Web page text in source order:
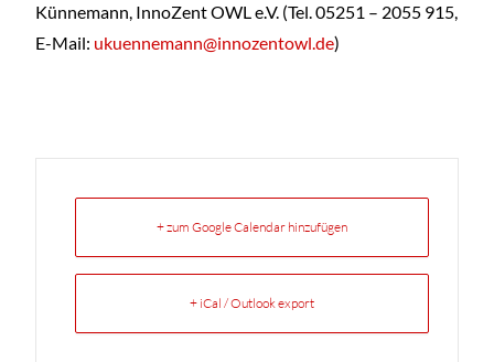
Künnemann, InnoZent OWL e.V. (Tel. 05251 – 2055 915,
E-Mail: ukuennemann@innozentowl.de)
+ zum Google Calendar hinzufügen
+ iCal / Outlook export